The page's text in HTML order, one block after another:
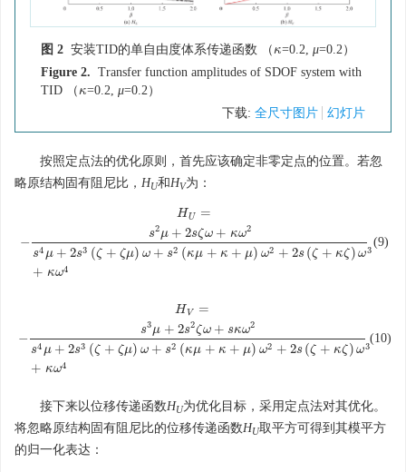
图 2 安装TID的单自由度体系传递函数 （κ
κ=0.2,μ=0.2）
Figure 2. Transfer function amplitudes of SDOF system with
TID （κ
κ=0.2,μ=0.2）
下载: 全尺寸图片 幻灯片
按照定点法的优化原则，首先应该确定非零定点的位置。若忽
略原结构固有阻尼比， HU和HV为：
HU
=
−
s2 μ + 2sζω + κω2
s4 μ + 2s3 (ζ + ζμ) ω + s2 (κμ + κ + μ) ω2 + 2s (ζ + κζ) ω3
+ κω4
+ζμ ω+
(9)
H V
=
−
s3μ + 2s2ζω + sκω2
s4 μ + 2s3 (ζ + ζμ) ω + s2 (κμ + κ + μ) ω2 + 2s (ζ + κζ) ω3
+ κω4
3(ζ+ ζμ)
(10)
接下来以位移传递函数HU为优化目标，采用定点法对其优化。
将忽略原结构固有阻尼比的位移传递函数HU取平方可得到其模平方
的归一化表达：